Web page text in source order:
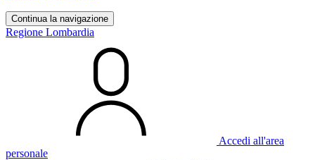
Continua la navigazione
Regione Lombardia
Accedi all'area
personale